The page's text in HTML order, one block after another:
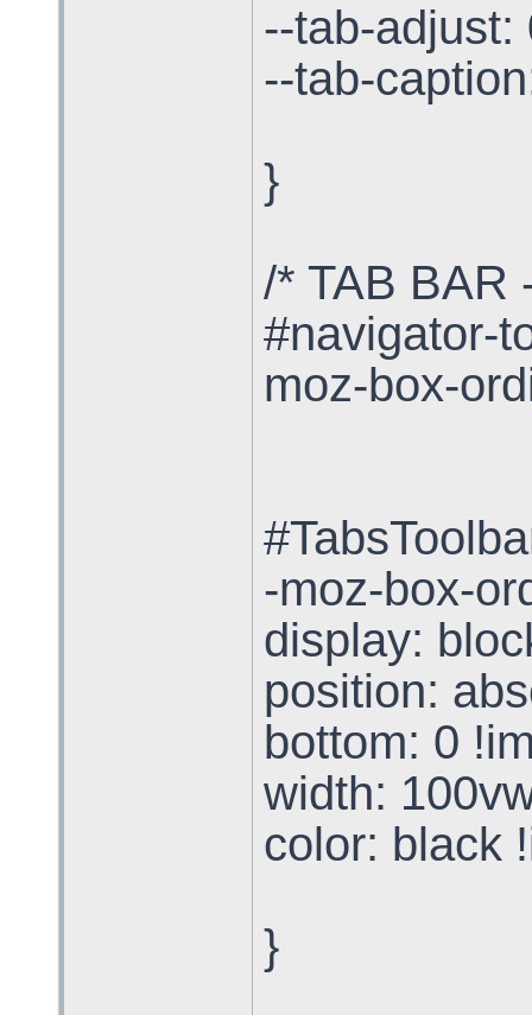
--tab-adjust:
--tab-
}
/* TAB BAR
#navigator-
moz-box-
-moz-box-
display:
position:
bottom: 0
width:
color: black
}